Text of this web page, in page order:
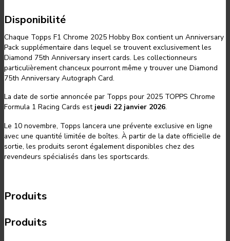
Disponibilité
Chaque Topps F1 Chrome 2025 Hobby Box contient un Anniversary
Pack supplémentaire dans lequel se trouvent exclusivement les
Diamond 75th Anniversary insert cards. Les collectionneurs
particulièrement chanceux pourront même y trouver une Diamond
75th Anniversary Autograph Card.
La date de sortie annoncée par Topps pour 2025 TOPPS Chrome
Formula 1 Racing Cards est jeudi 22 janvier 2026.
Le 10 novembre, Topps lancera une prévente exclusive en ligne
avec une quantité limitée de boîtes. À partir de la date officielle de
sortie, les produits seront également disponibles chez des
revendeurs spécialisés dans les sportscards.
Produits
Produits